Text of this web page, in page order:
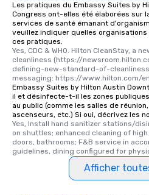
Les pratiques du Embassy Suites by
Congress ont-elles été élaborées sur
services de santé émanant
veuillez indiquer quelles
ces pratiques.
Yes, CDC & WHO. Hilton CleanStay, a
cleanliness (https://
defining-new-standard-of-
messaging: https://www.hilton.com/
Embassy Suites by Hilton Austin
il et désinfecte-t-il les zones
au public (comme les salles de
ascenseurs, etc.) Si oui, décrivez les
Yes, Install hand sanitizer stations/
on shuttles; enhanced cleaning of
doors, bathrooms; F&B service in
guidelines, dining configured for
Afficher